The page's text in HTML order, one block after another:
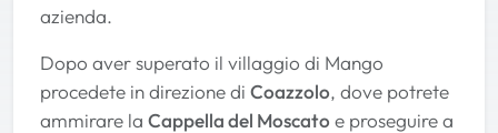
azienda.
Dopo aver superato il villaggio di Mango
procedete in direzione di Coazzolo, dove potrete
ammirare la Cappella del Moscato e proseguire a